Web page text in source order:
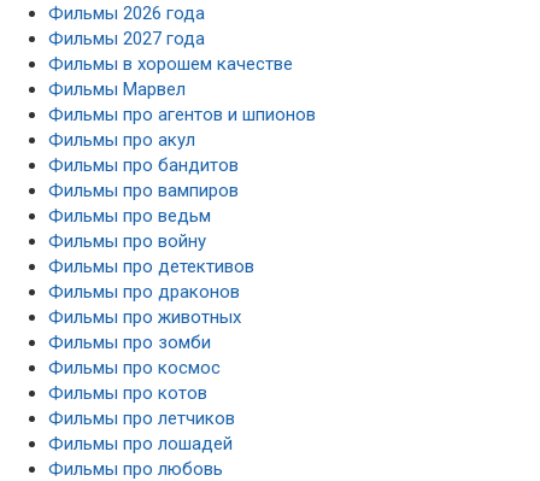
Фильмы 2026 года
Фильмы 2027 года
Фильмы в хорошем качестве
Фильмы Марвел
Фильмы про агентов и шпионов
Фильмы про акул
Фильмы про бандитов
Фильмы про вампиров
Фильмы про ведьм
Фильмы про войну
Фильмы про детективов
Фильмы про драконов
Фильмы про животных
Фильмы про зомби
Фильмы про космос
Фильмы про котов
Фильмы про летчиков
Фильмы про лошадей
Фильмы про любовь